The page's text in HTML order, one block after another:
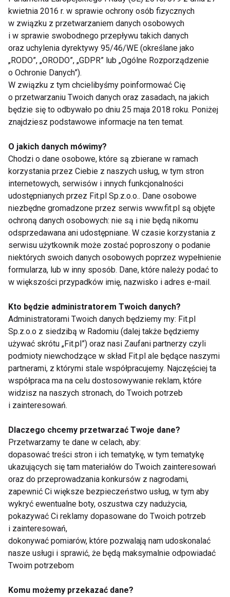
praktyce grzybicę leczy się na dwa sposoby; za
pomocą tabletek doustnych lub też czopków
dopochwowych. Naturalnie decyzję o wyborze
odpowiedniej metody podejmuje lekarz ginekolog.
Warto dodać, że istnieją sprawdzone sposoby na
zapobiegania infekcjom intymnym. Więcej na ten
temat znajdziesz w artykule:
http://www.zdrowemiasto.pl/i/13/kobieta/jak-
skutecznie-chronic-sie-przed-infekcjami-
intymnymi,7385.html. Poza tym polecane jest
sięgnąć po suplementy diety o działaniu ochronnym,
takie jak chociażby
prOVag (piramidazdrowiaintymnego.pl).
GRZYBY ZDROWIE
Grzyby
Jak postępować w
przypadku
podejrzenia zatrucia
Grzybicza czy
bakteryjna? Jak
Odkryj smaki jesieni -
przepisy na dania z
grzybami
Borowik - czy warto go
jeść?
Pokaż więcej
kwietnia 2016 r. w sprawie ochrony osób fizycznych
w związku z przetwarzaniem danych osobowych
i w sprawie swobodnego przepływu takich danych
oraz uchylenia dyrektywy 95/46/WE (określane jako
„RODO”, „ORODO”, „GDPR” lub „Ogólne Rozporządzenie
o Ochronie Danych”).
W związku z tym chcielibyśmy poinformować Cię
o przetwarzaniu Twoich danych oraz zasadach, na jakich
będzie się to odbywało po dniu 25 maja 2018 roku. Poniżej
znajdziesz podstawowe informacje na ten temat.
O jakich danych mówimy?
Chodzi o dane osobowe, które są zbierane w ramach
korzystania przez Ciebie z naszych usług, w tym stron
internetowych, serwisów i innych funkcjonalności
udostępnianych przez Fit.pl Sp.z.o.o.. Dane osobowe
niezbędne gromadzone przez serwis www.fit.pl są objęte
ochroną danych osobowych: nie są i nie będą nikomu
odsprzedawana ani udostępniane. W czasie korzystania z
serwisu użytkownik może zostać poproszony o podanie
niektórych swoich danych osobowych poprzez wypełnienie
formularza, lub w inny sposób. Dane, które należy podać to
w większości przypadków imię, nazwisko i adres e-mail.
Kto będzie administratorem Twoich danych?
Administratorami Twoich danych będziemy my: Fit.pl
Sp.z.o.o z siedzibą w Radomiu (dalej także będziemy
używać skrótu „Fit.pl”) oraz nasi Zaufani partnerzy czyli
podmioty niewchodzące w skład Fit.pl ale będące naszymi
partnerami, z którymi stale współpracujemy. Najczęściej ta
współpraca ma na celu dostosowywanie reklam, które
widzisz na naszych stronach, do Twoich potrzeb
i zainteresowań.
Dlaczego chcemy przetwarzać Twoje dane?
Przetwarzamy te dane w celach, aby:
dopasować treści stron i ich tematykę, w tym tematykę
ukazujących się tam materiałów do Twoich zainteresowań
oraz do przeprowadzania konkursów z nagrodami,
zapewnić Ci większe bezpieczeństwo usług, w tym aby
wykryć ewentualne boty, oszustwa czy nadużycia,
pokazywać Ci reklamy dopasowane do Twoich potrzeb
i zainteresowań,
dokonywać pomiarów, które pozwalają nam udoskonalać
nasze usługi i sprawić, że będą maksymalnie odpowiadać
Twoim potrzebom
Komu możemy przekazać dane?